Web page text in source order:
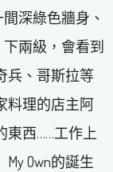
深綠色牆身、
兩級，會看到
兵、哥斯拉等
料理的店主阿
東西……工作上
Own的誕生